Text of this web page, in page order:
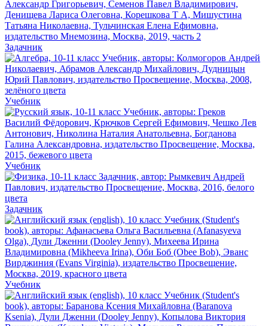
Задачник
Учебник
Учебник
Задачник
Учебник